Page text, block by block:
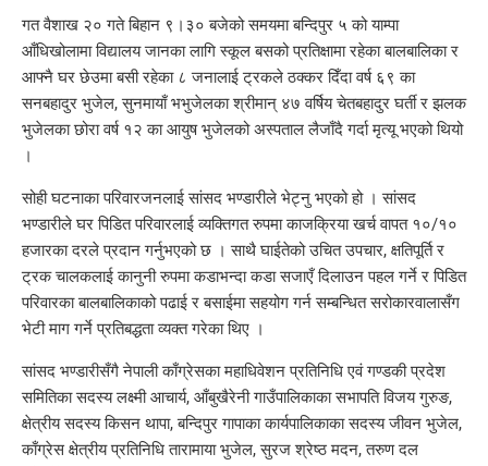
गत वैशाख २० गते बिहान ९।३० बजेको समयमा बन्दिपुर ५ को याम्पा
आँधिखोलामा विद्यालय जानका लागि स्कूल बसको प्रतिक्षामा रहेका बालबालिका र
आफ्नै घर छेउमा बसी रहेका ८ जनालाई ट्रकले ठक्कर दिँदा वर्ष ६९ का
सनबहादुर भुजेल, सुनमायाँ भभुजेलका श्रीमान् ४७ वर्षिय चेतबहादुर घर्ती र झलक
भुजेलका छोरा वर्ष १२ का आयुष भुजेलको अस्पताल लैजाँदै गर्दा मृत्यू भएको थियो
।
सोही घटनाका परिवारजनलाई सांसद भण्डारीले भेट्नु भएको हो । सांसद
भण्डारीले घर पिडित परिवारलाई व्यक्तिगत रुपमा काजक्रिया खर्च वापत १०/१०
हजारका दरले प्रदान गर्नुभएको छ । साथै घाईतेको उचित उपचार, क्षतिपूर्ति र
ट्रक चालकलाई कानुनी रुपमा कडाभन्दा कडा सजाएँ दिलाउन पहल गर्ने र पिडित
परिवारका बालबालिकाको पढाई र बसाईमा सहयोग गर्न सम्बन्धित सरोकारवालासँग
भेटी माग गर्ने प्रतिबद्धता व्यक्त गरेका थिए ।
सांसद भण्डारीसँगै नेपाली काँग्रेसका महाधिवेशन प्रतिनिधि एवं गण्डकी प्रदेश
समितिका सदस्य लक्ष्मी आचार्य, आँबुखैरेनी गाउँपालिकाका सभापति विजय गुरुङ,
क्षेत्रीय सदस्य किसन थापा, बन्दिपुर गापाका कार्यपालिकाका सदस्य जीवन भुजेल,
काँग्रेस क्षेत्रीय प्रतिनिधि तारामाया भुजेल, सुरज श्रेष्ठ मदन, तरुण दल